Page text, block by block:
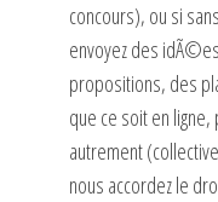
concours), ou si
envoyez des
propositions, des
que ce soit en
autrement
nous accordez le